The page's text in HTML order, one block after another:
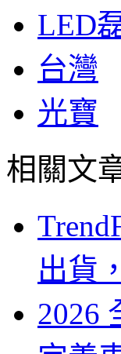
LED
台灣
光寶
相關文
出貨
2026